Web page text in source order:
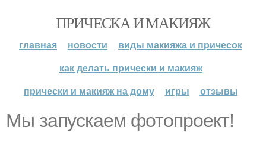
ПРИЧЕСКА И МАКИЯЖ
главная новости
виды макияжа и причесок
как делать прически и макияж
прически и макияж на дому
игры отзывы
Мы запускаем фотопроект!